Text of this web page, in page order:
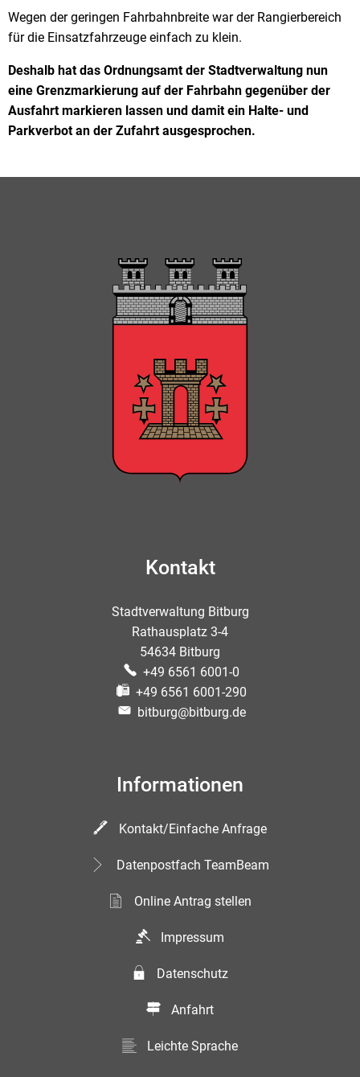
Wegen der geringen Fahrbahnbreite war der Rangierbereich
für die Einsatzfahrzeuge einfach zu klein.
Deshalb hat das Ordnungsamt der Stadtverwaltung nun
eine Grenzmarkierung auf der Fahrbahn gegenüber der
Ausfahrt markieren lassen und damit ein Halte- und
Parkverbot an der Zufahrt ausgesprochen.
Kontakt
Stadtverwaltung Bitburg
Rathausplatz 3-4
54634 Bitburg
+49 6561 6001-0
+49 6561 6001-290
bitburg@bitburg.de
Informationen
Kontakt/Einfache Anfrage
Datenpostfach TeamBeam
Online Antrag stellen
Impressum
Datenschutz
Anfahrt
Leichte Sprache